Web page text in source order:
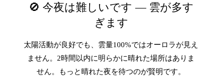
🚫 今夜は難しいです — 雲が多す
ぎます
太陽活動が良好でも、雲量100%ではオーロラが見え
ません。2時間以内に明らかに晴れた場所はありま
せん。もっと晴れた夜を待つのが賢明です。